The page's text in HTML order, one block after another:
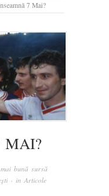
7 Mai?
MAI?
bună sursă
· in Articole